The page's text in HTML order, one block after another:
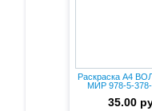
Раскраска А4
МИР 978-5-
35.00